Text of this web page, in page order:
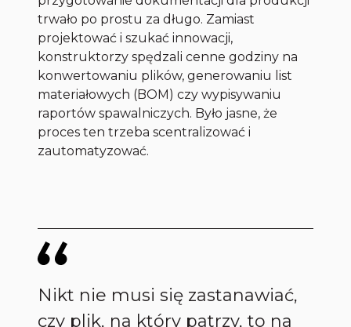
trwało po prostu za długo. Zamiast
projektować i szukać innowacji,
konstruktorzy spędzali cenne godziny na
konwertowaniu plików, generowaniu list
materiałowych (BOM) czy wypisywaniu
raportów spawalniczych. Było jasne, że
proces ten trzeba scentralizować i
zautomatyzować.
Nikt nie musi się zastanawiać,
czy plik, na który patrzy, to na